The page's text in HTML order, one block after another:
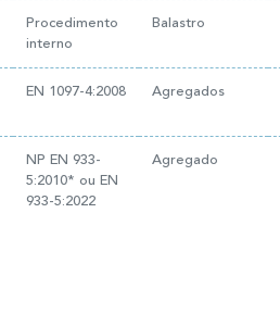
Procedimento
interno
Balastro
EN 1097-4:2008 Agregados
NP EN 933-
5:2010* ou EN
933-5:2022
Agregado